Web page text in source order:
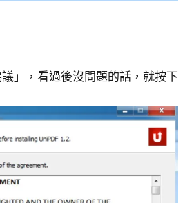
」，看過後沒問題的話，就按下